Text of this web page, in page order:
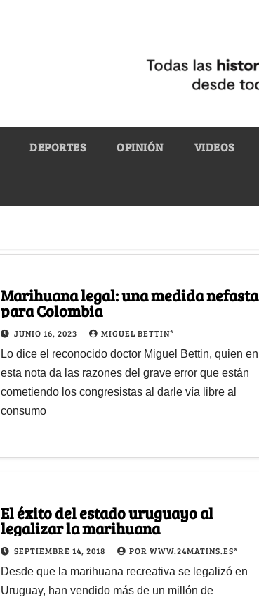
DEPORTES OPINIÓN VIDEOS
Marihuana legal: una medida nefasta
para Colombia
JUNIO 16, 2023 MIGUEL BETTIN*
Lo dice el reconocido doctor Miguel Bettin, quien en
esta nota da las razones del grave error que están
cometiendo los congresistas al darle vía libre al
consumo
El éxito del estado uruguayo al
legalizar la marihuana
SEPTIEMBRE 14, 2018 POR WWW.24MATINS.ES*
Desde que la marihuana recreativa se legalizó en
Uruguay, han vendido más de un millón de